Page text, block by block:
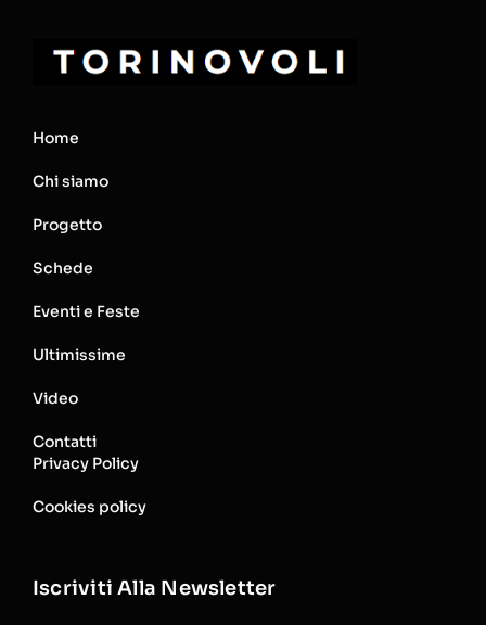
Home
Chi siamo
Progetto
Schede
Eventi e Feste
Ultimissime
Video
Contatti
Privacy Policy
Cookies policy
Iscriviti Alla Newsletter